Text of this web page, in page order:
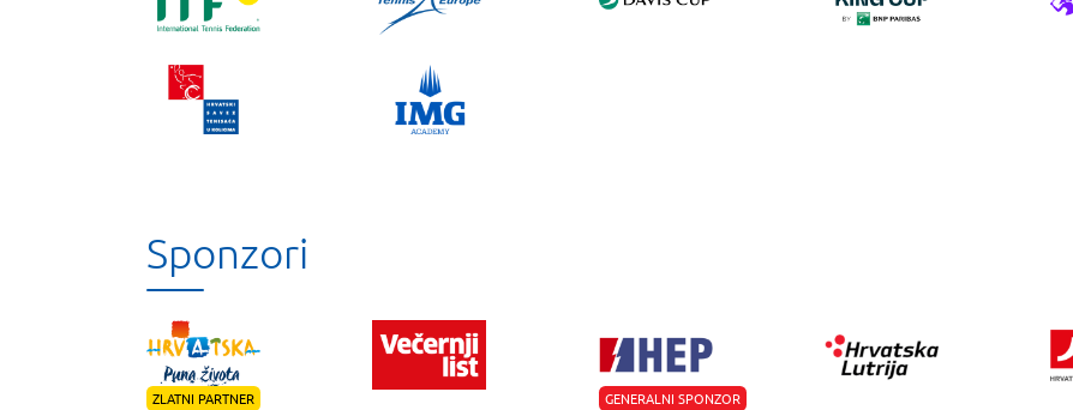
Sponzori
ZLATNI PARTNER GENERALNI SPONZOR